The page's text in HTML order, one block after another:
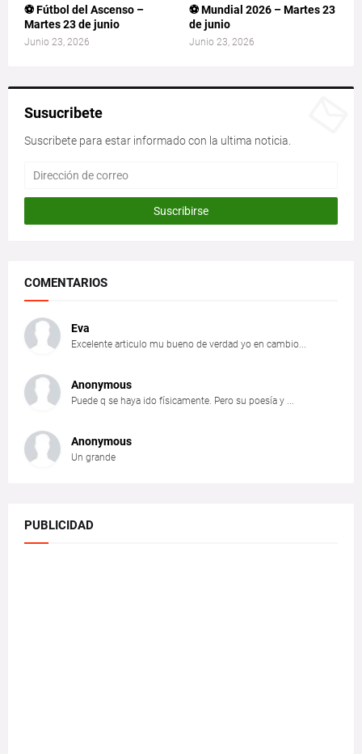
⚽ Fútbol del Ascenso –
Martes 23 de junio
Junio 23, 2026
⚽ Mundial 2026 – Martes 23
de junio
Junio 23, 2026
Susucribete
Suscribete para estar informado con la ultima noticia.
COMENTARIOS
Eva
Excelente articulo mu bueno de verdad yo en cambio...
Anonymous
Puede q se haya ido físicamente. Pero su poesía y ...
Anonymous
Un grande
PUBLICIDAD